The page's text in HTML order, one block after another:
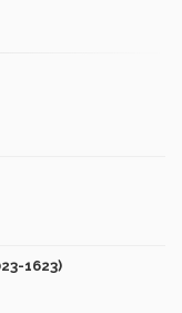
1623)